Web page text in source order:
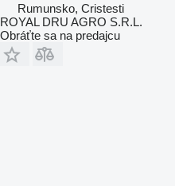
Rumunsko, Cristesti
ROYAL DRU AGRO S.R.L.
Obráťte sa na predajcu